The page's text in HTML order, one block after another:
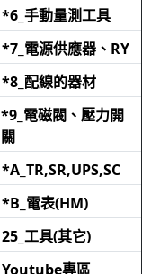
*6_手動量測工具
*7_電源供應器、RY
*8_配線的器材
*9_電磁閥、壓力開
關
*A_TR,SR,UPS,SC
*B_電表(HM)
25_工具(其它)
Youtube專區